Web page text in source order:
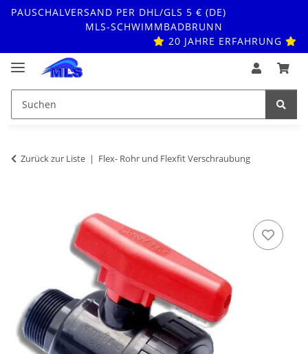
PAUSCHALVERSAND PER DHL/GLS 5 € (DE)
MLS-SCHWIMMBADBRUNN
20 JAHRE ERFAHRUNG
Zurück zur Liste Flex- Rohr und Flexfit Verschraubung